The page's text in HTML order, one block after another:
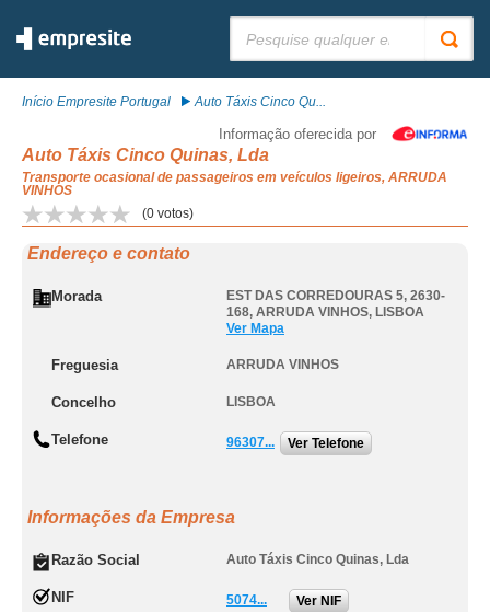
Início Empresite Portugal Auto Táxis Cinco Qu...
Informação oferecida por
Auto Táxis Cinco Quinas, Lda
Transporte ocasional de passageiros em veículos ligeiros, ARRUDA
VINHOS
(0 votos)
Endereço e contato
Morada
EST DAS CORREDOURAS 5, 2630-
168, ARRUDA VINHOS, LISBOA
Ver Mapa
Freguesia ARRUDA VINHOS
Concelho LISBOA
Telefone 96307... Ver Telefone
Informações da Empresa
Razão Social Auto Táxis Cinco Quinas, Lda
NIF 5074... Ver NIF